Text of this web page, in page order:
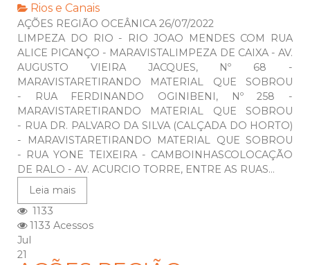
Rios e Canais
AÇÕES REGIÃO OCEÂNICA 26/07/2022
LIMPEZA DO RIO - RIO JOAO MENDES COM RUA
ALICE PICANÇO - MARAVISTALIMPEZA DE CAIXA - AV.
AUGUSTO VIEIRA JACQUES, Nº 68 -
MARAVISTARETIRANDO MATERIAL QUE SOBROU
- RUA FERDINANDO OGINIBENI, Nº 258 -
MARAVISTARETIRANDO MATERIAL QUE SOBROU
- RUA DR. PALVARO DA SILVA (CALÇADA DO HORTO)
- MARAVISTARETIRANDO MATERIAL QUE SOBROU
- RUA YONE TEIXEIRA - CAMBOINHASCOLOCAÇÃO
DE RALO - AV. ACURCIO TORRE, ENTRE AS RUAS...
Leia mais
1133
1133 Acessos
Jul
21